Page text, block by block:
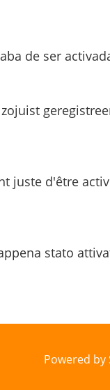
de ser
juste d'être
stato
Powered by